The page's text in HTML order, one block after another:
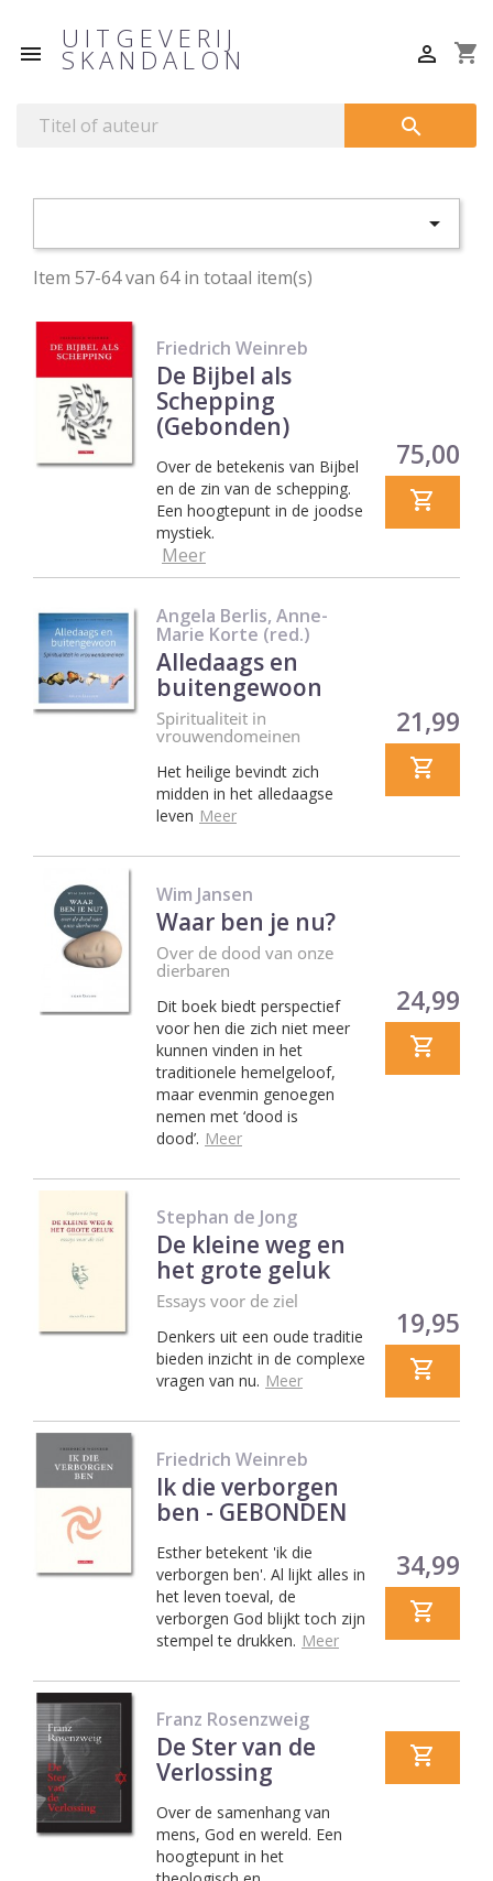
 shopping_cart

UITGEVERIJ
SKANDALON


Item 57-64 van 64 in totaal item(s)
Friedrich Weinreb
De Bijbel als
Schepping
(Gebonden)
Over de betekenis van Bijbel
en de zin van de schepping.
Een hoogtepunt in de joodse
mystiek.
Meer
Prijs
75,00
Angela Berlis, Anne-
Marie Korte (red.)
Alledaags en
buitengewoon
Spiritualiteit in
vrouwendomeinen
Het heilige bevindt zich
midden in het alledaagse
leven Meer
Prijs
21,99
Wim Jansen
Waar ben je nu?
Over de dood van onze
dierbaren
Dit boek biedt perspectief
voor hen die zich niet meer
kunnen vinden in het
traditionele hemelgeloof,
maar evenmin genoegen
nemen met ‘dood is
dood’. Meer
Prijs
24,99
Stephan de Jong
De kleine weg en
het grote geluk
Essays voor de ziel
Denkers uit een oude traditie
bieden inzicht in de complexe
vragen van nu. Meer
Prijs
19,95
Friedrich Weinreb
Ik die verborgen
ben - GEBONDEN
Esther betekent 'ik die
verborgen ben'. Al lijkt alles in
het leven toeval, de
verborgen God blijkt toch zijn
stempel te drukken. Meer
Prijs
34,99
Franz Rosenzweig
De Ster van de
Verlossing
Over de samenhang van
mens, God en wereld. Een
hoogtepunt in het